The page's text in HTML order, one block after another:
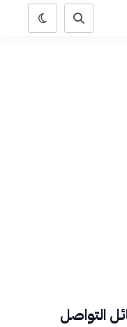
التواصل